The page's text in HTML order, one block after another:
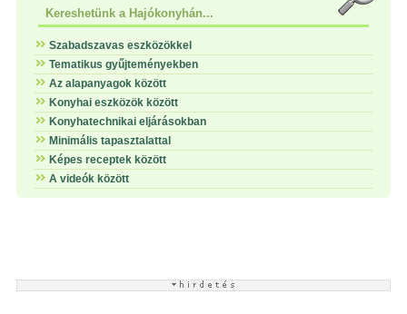
Kereshetünk a Hajókonyhán...
Szabadszavas eszközökkel
Tematikus gyűjteményekben
Az alapanyagok között
Konyhai eszközök között
Konyhatechnikai eljárásokban
Minimális tapasztalattal
Képes receptek között
A videók között